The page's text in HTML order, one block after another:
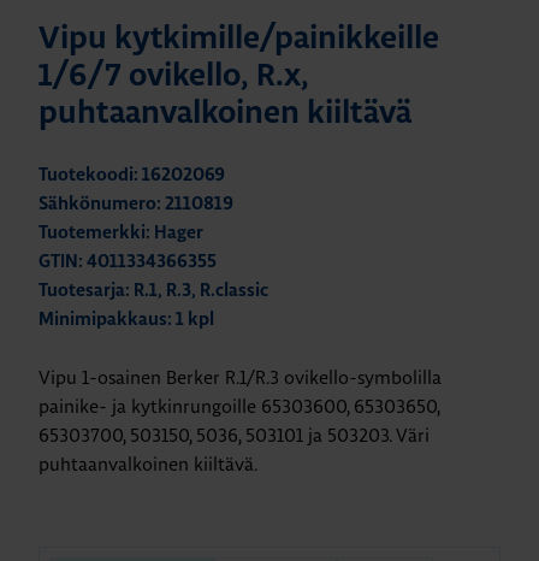
Vipu kytkimille/painikkeille
1/6/7 ovikello, R.x,
puhtaanvalkoinen kiiltävä
Tuotekoodi: 16202069
Sähkönumero: 2110819
Tuotemerkki: Hager
GTIN: 4011334366355
Tuotesarja: R.1, R.3, R.classic
Minimipakkaus: 1 kpl
Vipu 1-osainen Berker R.1/R.3 ovikello-symbolilla
painike- ja kytkinrungoille 65303600, 65303650,
65303700, 503150, 5036, 503101 ja 503203. Väri
puhtaanvalkoinen kiiltävä.